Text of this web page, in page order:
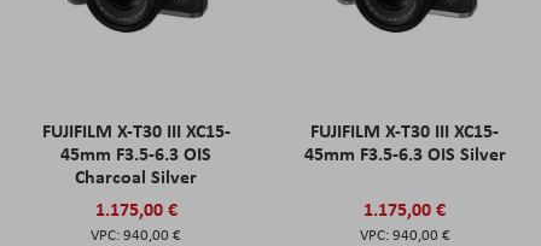
FUJIFILM X-T30 III XC15-
45mm F3.5-6.3 OIS
Charcoal Silver
1.175,00 €
940,00 €
FUJIFILM X-T30 III XC15-
45mm F3.5-6.3 OIS Silver
1.175,00 €
940,00 €